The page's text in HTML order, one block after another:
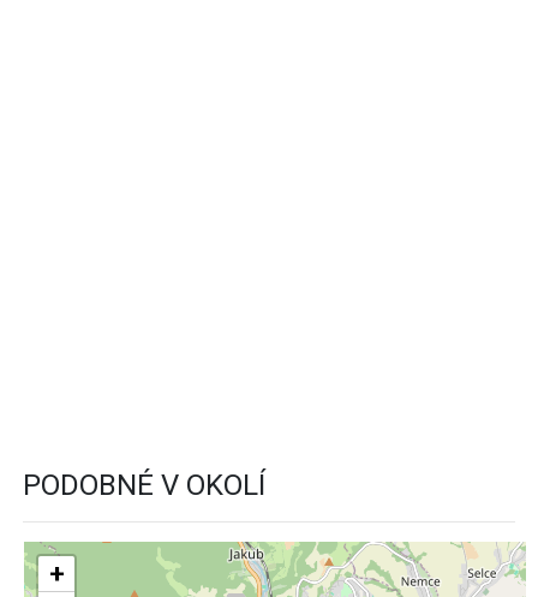
PODOBNÉ V OKOLÍ
+